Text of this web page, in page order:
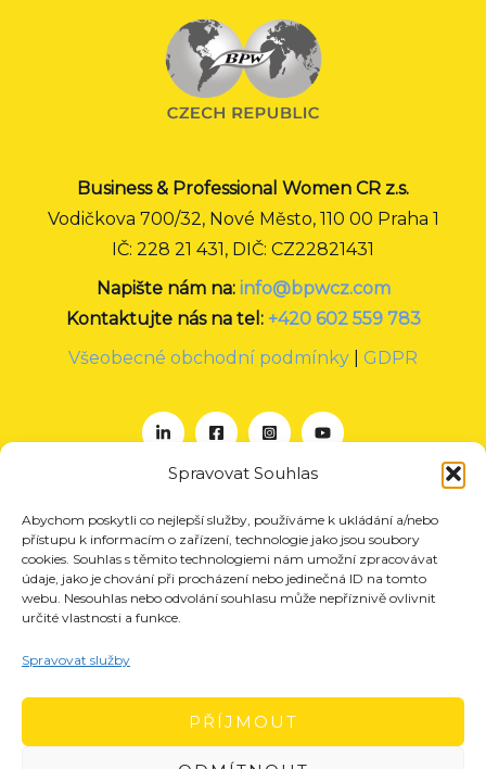
Spravovat Souhlas
Abychom poskytli co nejlepší služby, používáme k ukládání a/nebo
přístupu k informacím o zařízení, technologie jako jsou soubory
cookies. Souhlas s těmito technologiemi nám umožní zpracovávat
údaje, jako je chování při procházení nebo jedinečná ID na tomto
webu. Nesouhlas nebo odvolání souhlasu může nepříznivě ovlivnit
určité vlastnosti a funkce.
Spravovat služby
PŘÍJMOUT
Business & Professional Women CR z.s.
Vodičkova 700/32, Nové Město, 110 00 Praha 1
IČ: 228 21 431, DIČ: CZ22821431
Napište nám na: info@bpwcz.com
Kontaktujte nás na tel: +420 602 559 783
Všeobecné obchodní podmínky
GDPR
O nás
Projekty
Členství
Kontakt